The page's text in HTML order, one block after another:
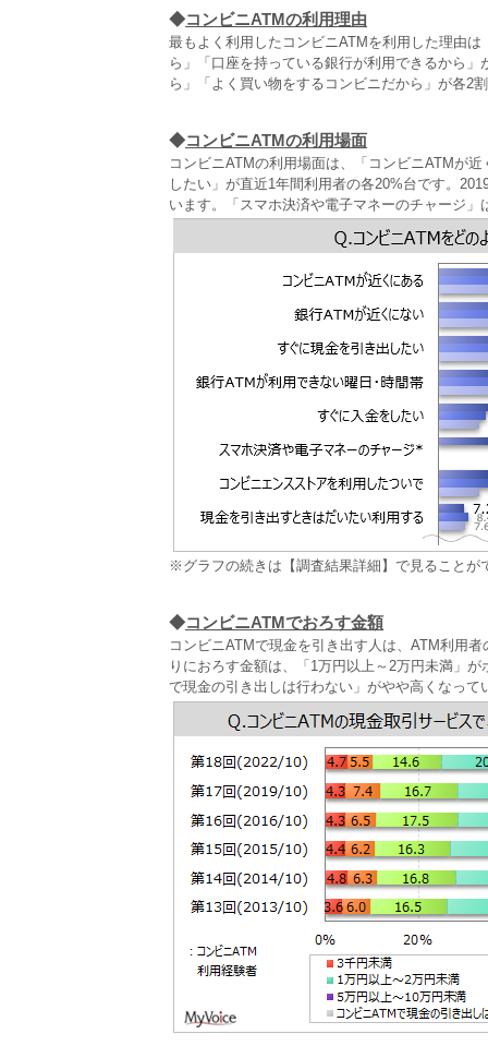
◆コンビニATMの利用理由
最もよく利用したコンビニATMを利用した理由
ら」「口座を持っている銀行が利用できるから
ら」「よく買い物をするコンビニだから」が各2
◆コンビニATMの利用場面
コンビニATMの利用場面は、「コンビニATMが
したい」が直近1年間利用者の各20%台です。
います。「スマホ決済や電子マネーのチャージ
※グラフの続きは【調査結果詳細】で見ることが
◆コンビニATMでおろす金額
コンビニATMで現金を引き出す人は、ATM利用
りにおろす金額は、「1万円以上～2万円未満」
で現金の引き出しは行わない」がやや高くなって